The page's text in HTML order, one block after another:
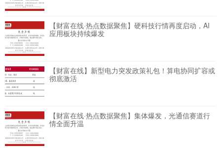
【财富在线·热点数据聚焦】硬科技行情再度启动，AI
应用板块持续爆发
【财富在线】新型电力突发政策礼包！算电协同扩容或
彻底激活
【财富在线·热点数据聚焦】集体爆发，光通信赛道行
情全面升温